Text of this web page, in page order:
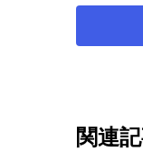
関連